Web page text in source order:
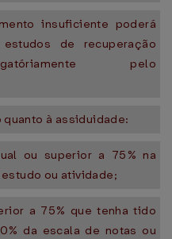
insuficiente poderá
de recuperação
pelo
à assiduidade:
ou superior a 75% na
ou atividade;
a 75% que tenha tido
da escala de notas ou